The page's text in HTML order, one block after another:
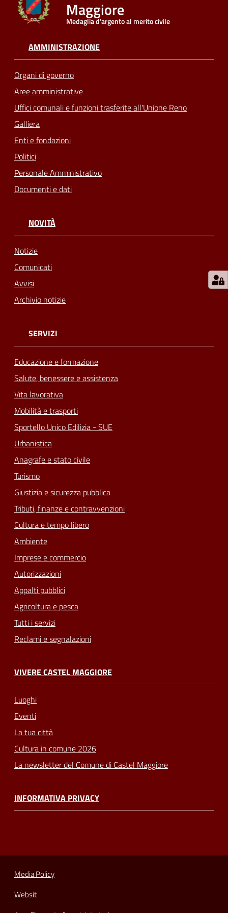
Seguici
Maggiore
Medaglia d'argento al merito civile
AMMINISTRAZIONE
Organi di governo
Aree amministrative
Uffici comunali e funzioni trasferite all'Unione Reno
Galliera
Enti e fondazioni
Politici
Personale Amministrativo
Documenti e dati
NOVITÀ
Notizie
Comunicati
Avvisi
Archivio notizie
SERVIZI
Educazione e formazione
Salute, benessere e assistenza
Vita lavorativa
Mobilità e trasporti
Sportello Unico Edilizia - SUE
Urbanistica
Anagrafe e stato civile
Turismo
Giustizia e sicurezza pubblica
Tributi, finanze e contravvenzioni
Cultura e tempo libero
Ambiente
Imprese e commercio
Autorizzazioni
Appalti pubblici
Agricoltura e pesca
Tutti i servizi
Reclami e segnalazioni
VIVERE CASTEL MAGGIORE
Luoghi
Eventi
La tua città
Cultura in comune 2026
La newsletter del Comune di Castel Maggiore
INFORMATIVA PRIVACY
Media Policy
Websit